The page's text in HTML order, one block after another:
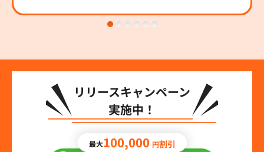
リリースキャンペーン
実施中！
最大100,000 円割引